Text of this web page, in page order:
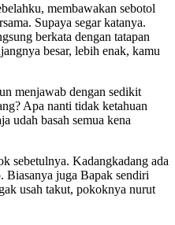
membawakan sebotol
Supaya segar katanya.
berkata dengan tatapan
besar, lebih enak, kamu
menjawab dengan sedikit
Apa nanti tidak ketahuan
udah basah semua kena
sebetulnya. Kadangkadang ada
Biasanya juga Bapak sendiri
usah takut, pokoknya nurut